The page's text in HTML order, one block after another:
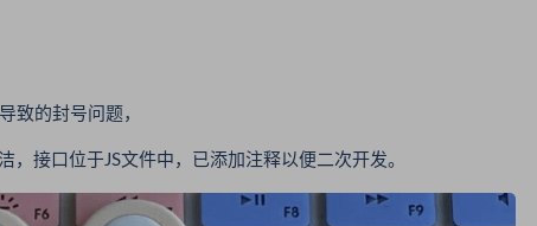
致的封号问题，
接口位于JS文件中，已添加注释以便二次开发。